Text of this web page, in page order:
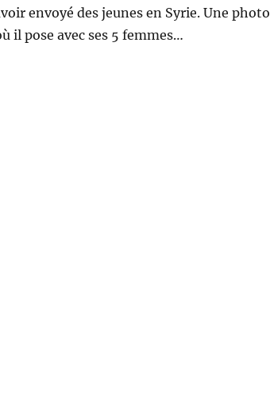
envoyé des jeunes en Syrie. Une photo
il pose avec ses 5 femmes…